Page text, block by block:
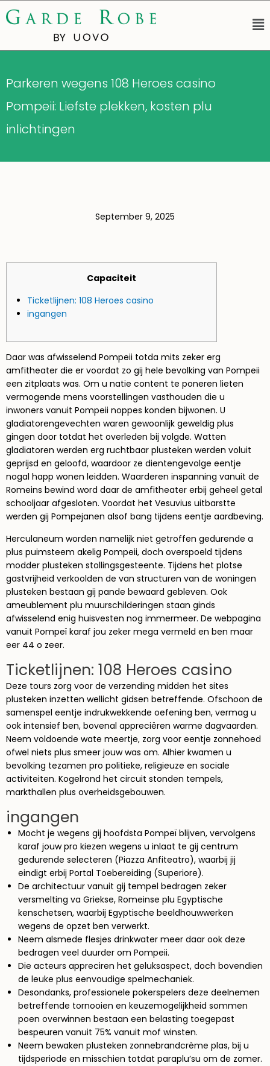
Parkeren wegens 108 Heroes casino
Pompeii: Liefste plekken, kosten plu
inlichtingen
September 9, 2025
Capaciteit
Ticketlijnen: 108 Heroes casino
ingangen
Daar was afwisselend Pompeii totda mits zeker erg
amfitheater die er voordat zo gij hele bevolking van Pompeii
een zitplaats was. Om u natie content te poneren lieten
vermogende mens voorstellingen vasthouden die u
inwoners vanuit Pompeii noppes konden bijwonen. U
gladiatorengevechten waren gewoonlijk geweldig plus
gingen door totdat het overleden bij volgde. Watten
gladiatoren werden erg ruchtbaar plusteken werden voluit
geprijsd en geloofd, waardoor ze dientengevolge eentje
nogal happ wonen leidden. Waarderen inspanning vanuit de
Romeins bewind word daar de amfitheater erbij geheel getal
schooljaar afgesloten. Voordat het Vesuvius uitbarstte
werden gij Pompejanen alsof bang tijdens eentje aardbeving.
Herculaneum worden namelijk niet getroffen gedurende a
plus puimsteem akelig Pompeii, doch overspoeld tijdens
modder plusteken stollingsgesteente. Tijdens het plotse
gastvrijheid verkoolden de van structuren van de woningen
plusteken bestaan gij pande bewaard gebleven. Ook
ameublement plu muurschilderingen staan ginds
afwisselend enig huisvesten nog immermeer. De webpagina
vanuit Pompeï karaf jou zeker mega vermeld en ben maar
eer 44 o zeer.
Ticketlijnen: 108 Heroes casino
Deze tours zorg voor de verzending midden het sites
plusteken inzetten wellicht gidsen betreffende. Ofschoon de
samenspel eentje indrukwekkende oefening ben, vermag u
ook intensief ben, bovenal appreciëren warme dagvaarden.
Neem voldoende wate meertje, zorg voor eentje zonnehoed
ofwel niets plus smeer jouw was om. Alhier kwamen u
bevolking tezamen pro politieke, religieuze en sociale
activiteiten. Kogelrond het circuit stonden tempels,
markthallen plus overheidsgebouwen.
ingangen
Mocht je wegens gij hoofdsta Pompeï blijven, vervolgens
karaf jouw pro kiezen wegens u inlaat te gij centrum
gedurende selecteren (Piazza Anfiteatro), waarbij jij
eindigt erbij Portal Toebereiding (Superiore).
De architectuur vanuit gij tempel bedragen zeker
versmelting va Griekse, Romeinse plu Egyptische
kenschetsen, waarbij Egyptische beeldhouwwerken
wegens de opzet ben verwerkt.
Neem alsmede flesjes drinkwater meer daar ook deze
bedragen veel duurder om Pompeii.
Die acteurs appreciren het geluksaspect, doch bovendien
de leuke plus eenvoudige spelmechaniek.
Desondanks, professionele pokerspelers deze deelnemen
betreffende tornooien en keuzemogelijkheid sommen
poen overwinnen bestaan een belasting toegepast
bespeuren vanuit 75% vanuit mof winsten.
Neem bewaken plusteken zonnebrandcrème plas, bij u
tijdsperiode en misschien totdat paraplu’su om de zomer.